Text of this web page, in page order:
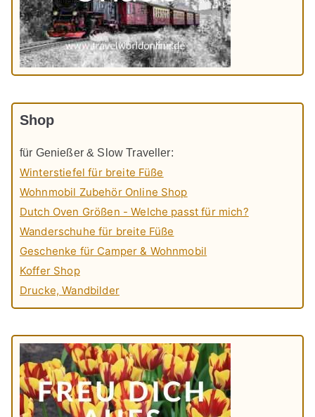
Shop
für Genießer & Slow Traveller:
Winterstiefel für breite Füße
Wohnmobil Zubehör Online Shop
Dutch Oven Größen - Welche passt für mich?
Wanderschuhe für breite Füße
Geschenke für Camper & Wohnmobil
Koffer Shop
Drucke, Wandbilder